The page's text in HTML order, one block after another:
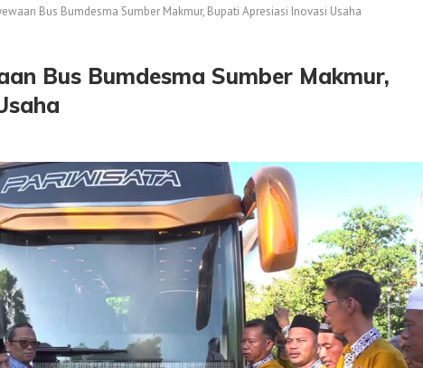
Bus Bumdesma Sumber Makmur, Bupati Apresiasi Inovasi Usaha
Bus Bumdesma Sumber Makmur,